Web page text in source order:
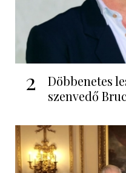
2
Döbbenetes
szenvedő